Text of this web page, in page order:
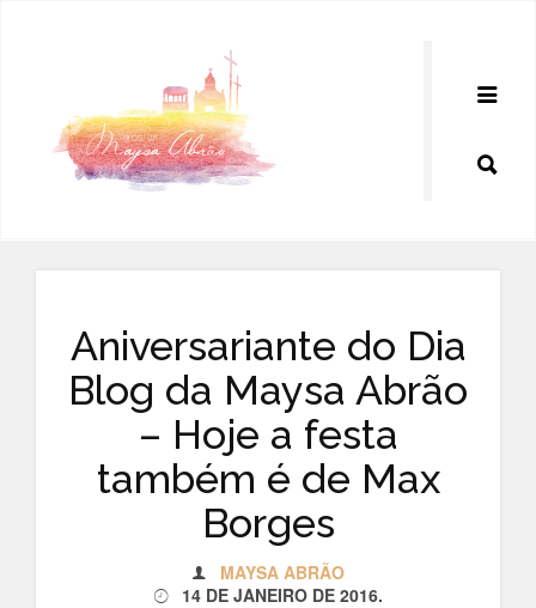
Aniversariante do Dia
Blog da Maysa Abrão
– Hoje a festa
também é de Max
Borges
MAYSA ABRÃO
14 DE JANEIRO DE 2016.